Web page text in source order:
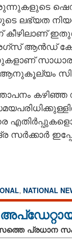
ലഭ്യത
കീഴിലാണ്
ആൻഡ്
കഴിഞ്ഞ
സർക്കാർ
, NATIONAL
പ്രധാന